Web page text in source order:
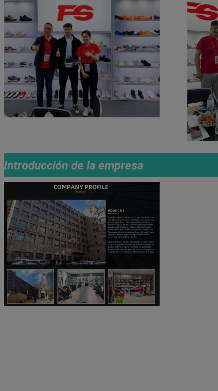
Introducción de la empresa